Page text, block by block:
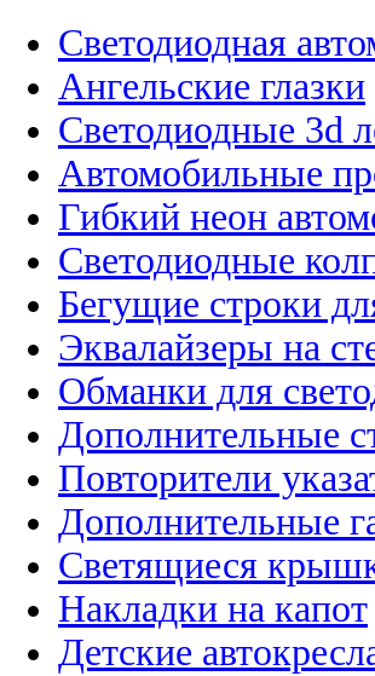
Светодиодная
Ангельские глазки
Светодиодные 3d
Автомобильные
Гибкий неон
Светодиодные
Бегущие строки
Эквалайзеры на
Обманки для
Дополнительные
Повторители
Дополнительные
Светящиеся
Накладки на капот
Детские